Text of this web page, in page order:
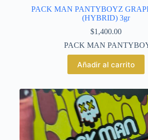
PACK MAN PANTYBOYZ
(HYBRID) 3gr
$1,400.00
PACK MAN
Añadir al carrito